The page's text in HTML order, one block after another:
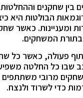
שחקנים
הבולטות היא
ומעניינות. כאשר
המשחקים.
פעולה, כאשר כל
שבו כל החלטה
מרובי
כדי לשרוד ולנצח.